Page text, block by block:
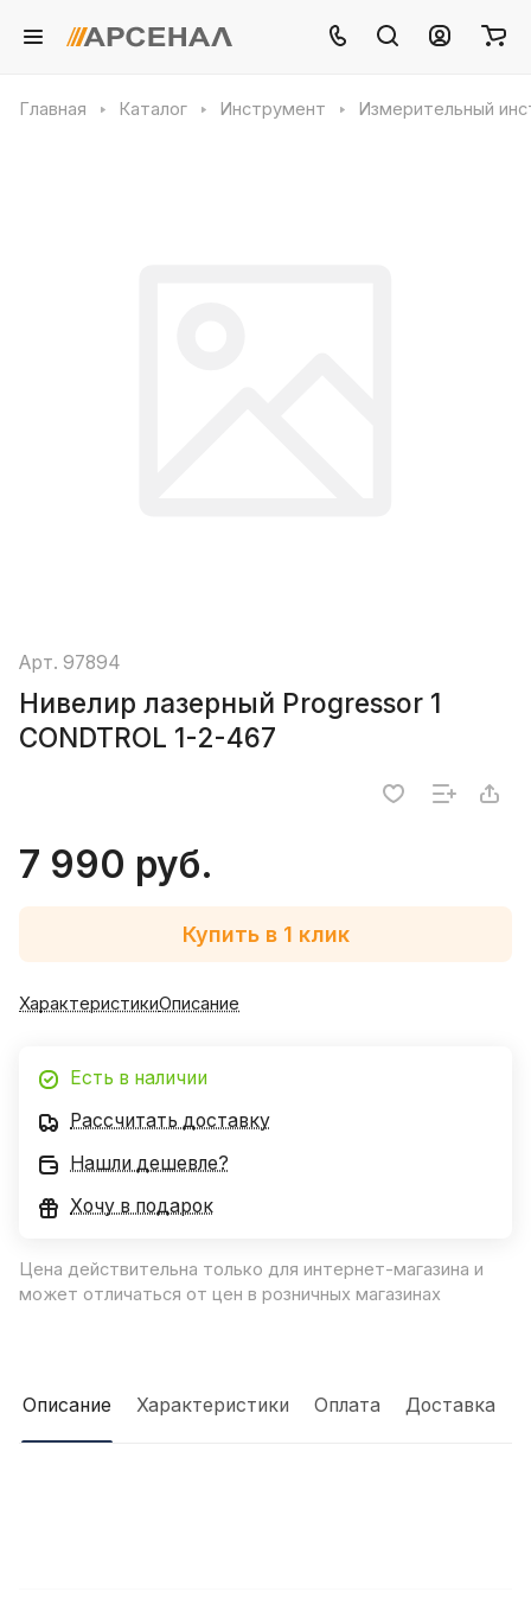
Главная Каталог Инструмент Измерительный
Арт. 97894
Нивелир лазерный Progressor 1
CONDTROL 1-2-467
7 990 руб.
Купить в 1 клик
ХарактеристикиОписание
Есть в наличии
Рассчитать доставку
Нашли дешевле?
Хочу в подарок
Цена действительна только для интернет-магазина и
может отличаться от цен в розничных магазинах
Описание Характеристики Оплата Доставка